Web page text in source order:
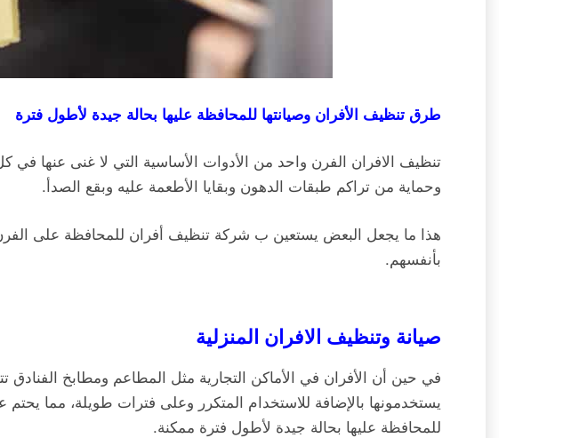
طرق تنظيف الأفران وصيانتها للمحافظة عليها بحالة جيدة لأطول فترة
تنظيف الافران الفرن واحد من الأدوات الأساسية التي لا غنى عنها
وحماية من تراكم طبقات الدهون وبقايا الأطعمة عليه وبقع الصدأ.
هذا ما يجعل البعض يستعين ب شركة تنظيف أفران للمحافظة على
بأنفسهم.
صيانة وتنظيف الافران المنزلية
في حين أن الأفران في الأماكن التجارية مثل المطاعم ومطابخ
يستخدمونها بالإضافة للاستخدام المتكرر وعلى فترات طويلة، مما
للمحافظة عليها بحالة جيدة لأطول فترة ممكنة.